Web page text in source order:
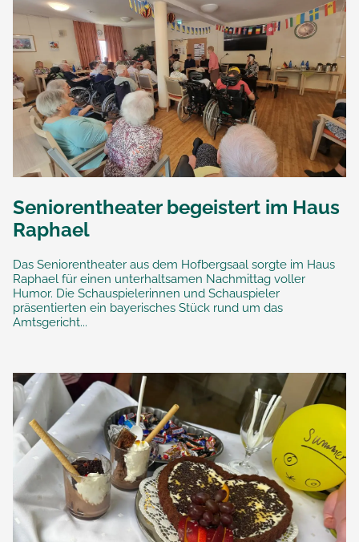
Seniorentheater begeistert im Haus
Raphael
Das Seniorentheater aus dem Hofbergsaal sorgte im Haus
Raphael für einen unterhaltsamen Nachmittag voller
Humor. Die Schauspielerinnen und Schauspieler
präsentierten ein bayerisches Stück rund um das
Amtsgericht...